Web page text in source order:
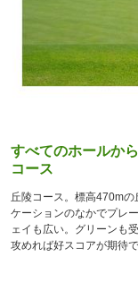
すべてのホールか
コース
丘陵コース。標高470m
ケーションのなかでプレ
ェイも広い。グリーンも
攻めれば好スコアが期待